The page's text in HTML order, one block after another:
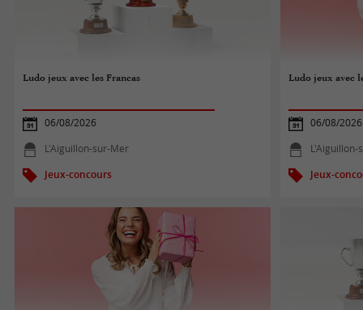
Ludo jeux avec les Francas
06/08/2026
L'Aiguillon-sur-Mer
Jeux-concours
Ludo jeux avec
06/08/2026
L'Aiguillon-
Jeux-